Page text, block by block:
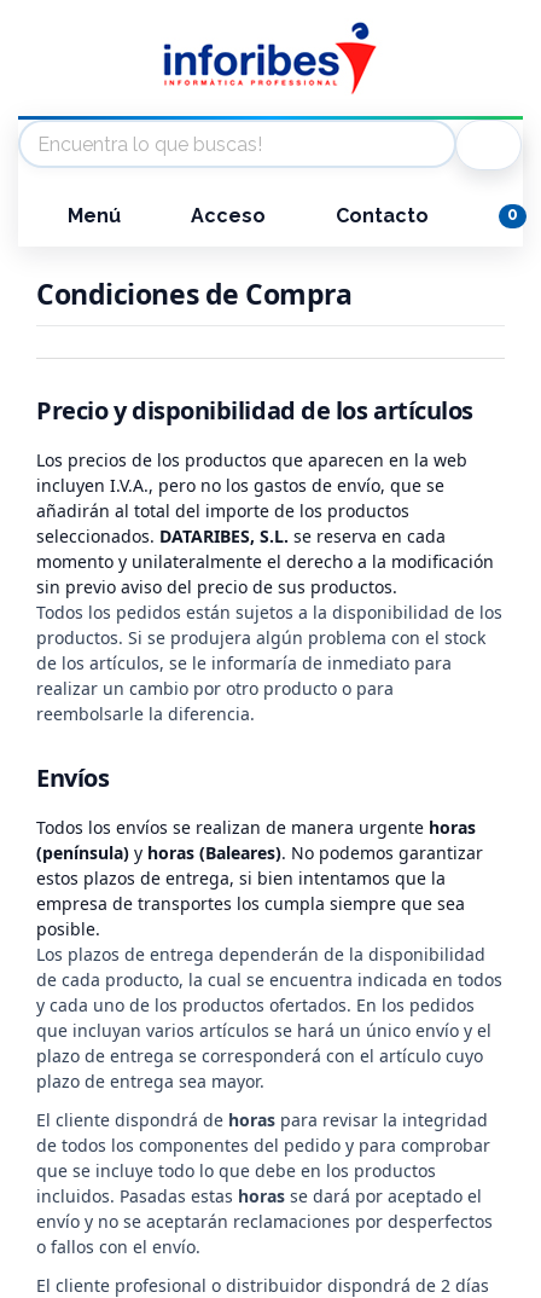
Menú Acceso Contacto 0
Condiciones de Compra
Precio y disponibilidad de los artículos
Los precios de los productos que aparecen en la web
incluyen I.V.A., pero no los gastos de envío, que se
añadirán al total del importe de los productos
seleccionados. DATARIBES, S.L. se reserva en cada
momento y unilateralmente el derecho a la modificación
sin previo aviso del precio de sus productos.
Todos los pedidos están sujetos a la disponibilidad de los
productos. Si se produjera algún problema con el stock
de los artículos, se le informaría de inmediato para
realizar un cambio por otro producto o para
reembolsarle la diferencia.
Envíos
Todos los envíos se realizan de manera urgente horas
(península) y horas (Baleares). No podemos garantizar
estos plazos de entrega, si bien intentamos que la
empresa de transportes los cumpla siempre que sea
posible.
Los plazos de entrega dependerán de la disponibilidad
de cada producto, la cual se encuentra indicada en todos
y cada uno de los productos ofertados. En los pedidos
que incluyan varios artículos se hará un único envío y el
plazo de entrega se corresponderá con el artículo cuyo
plazo de entrega sea mayor.
El cliente dispondrá de horas para revisar la integridad
de todos los componentes del pedido y para comprobar
que se incluye todo lo que debe en los productos
incluidos. Pasadas estas horas se dará por aceptado el
envío y no se aceptarán reclamaciones por desperfectos
o fallos con el envío.
El cliente profesional o distribuidor dispondrá de 2 días